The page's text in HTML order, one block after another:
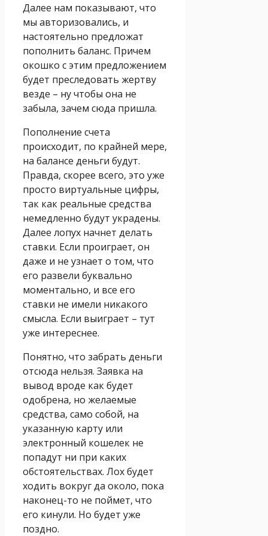
Далее нам показывают, что
мы авторизовались, и
настоятельно предложат
пополнить баланс. Причем
окошко с этим предложением
будет преследовать жертву
везде – ну чтобы она не
забыла, зачем сюда пришла.
Пополнение счета
происходит, по крайней мере,
на балансе деньги будут.
Правда, скорее всего, это уже
просто виртуальные цифры,
так как реальные средства
немедленно будут украдены.
Далее лопух начнет делать
ставки. Если проиграет, он
даже и не узнает о том, что
его развели буквально
моментально, и все его
ставки не имели никакого
смысла. Если выиграет – тут
уже интереснее.
Понятно, что забрать деньги
отсюда нельзя. Заявка на
вывод вроде как будет
одобрена, но желаемые
средства, само собой, на
указанную карту или
электронный кошелек не
попадут ни при каких
обстоятельствах. Лох будет
ходить вокруг да около, пока
наконец-то не поймет, что
его кинули. Но будет уже
поздно.